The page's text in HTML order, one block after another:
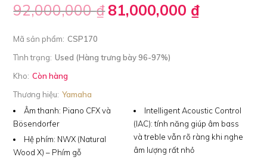
92,000,000₫81,000,000 ₫
Mã sản phẩm: CSP170
Tình trạng: Used (Hàng trưng bày 96-97%)
Kho: Còn hàng
Thương hiệu: Yamaha
Âm thanh: Piano CFX và
Bösendorfer
Hệ phím: NWX (Natural
Wood X) – Phím gỗ
Intelligent Acoustic Control
(IAC):tính năng giúp âm bass
và treble vẫn rõ ràng khi nghe
âm lượng rất nhỏ